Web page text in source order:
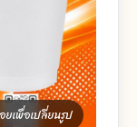
เพื่อเปลี่ยนรูป